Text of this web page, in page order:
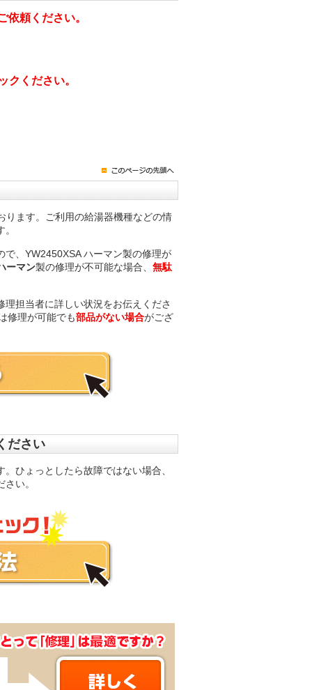
頼ください。
クください。
ります。ご利用の給湯器機種などの情
、YW2450XSA ハーマン製の修理が
ーマン製の修理が不可能な場合、 無駄
担当者に詳しい状況をお伝えくださ
修理が可能でも部品がない場合がござ
ださい
ひょっとしたら故障ではない場合、
さい。